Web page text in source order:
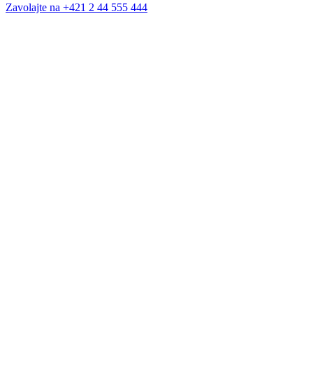
Zavolajte na +421 2 44 555 444